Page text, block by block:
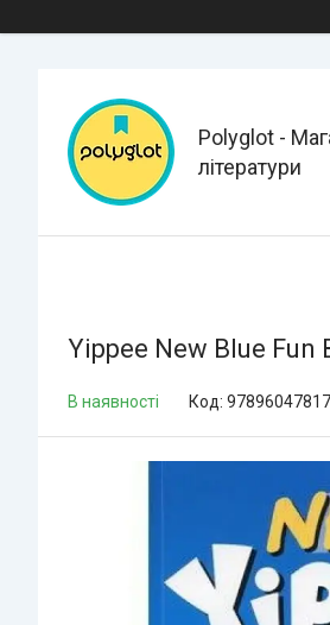
Polyglot -
літератури
Yippee New Blue Fun
В наявності Код: